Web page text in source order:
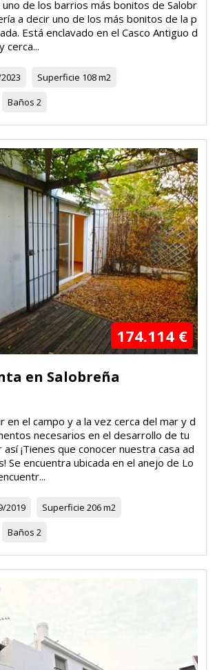
de los barrios más bonitos de Salobr
a decir uno de los más bonitos de la p
Está enclavado en el Casco Antiguo d
cerca...
Superficie 108 m2
Baños 2
174.114 €
en Salobreña
en el campo y a la vez cerca del mar y d
necesarios en el desarrollo de tu
así ¡Tienes que conocer nuestra casa ad
Se encuentra ubicada en el anejo de Lo
2019 Superficie 206 m2
Baños 2